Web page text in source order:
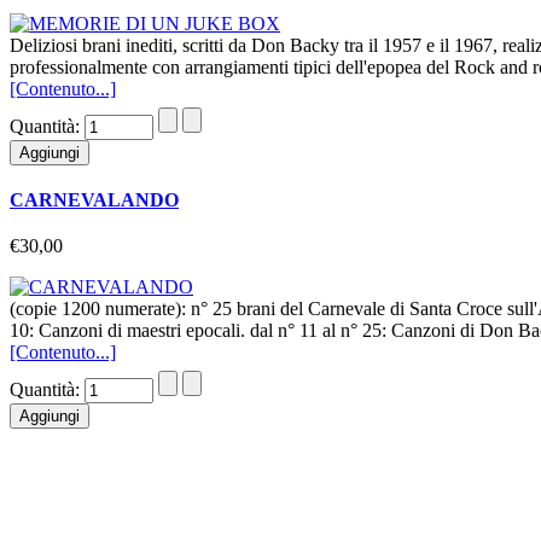
Deliziosi brani inediti, scritti da Don Backy tra il 1957 e il 1967,
professionalmente con arrangiamenti tipici dell'epopea del Rock and
[Contenuto...]
Quantità:
CARNEVALANDO
€30,00
(copie 1200 numerate): n° 25 brani del Carnevale di Santa Croce
10: Canzoni di maestri epocali. dal n° 11 al n° 25: Canzoni di Don
[Contenuto...]
Quantità: